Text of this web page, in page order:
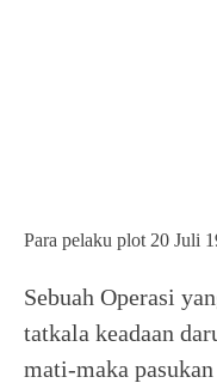
Para pelaku plot 20 Juli
Sebuah Operasi
tatkala keadaan
mati-maka